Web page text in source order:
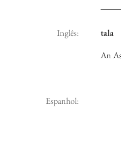
Inglês:
tala
An
Espanhol: